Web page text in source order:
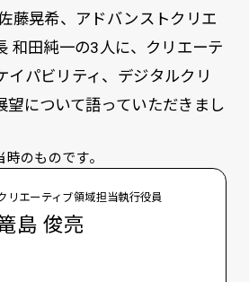
藤晃希、アドバンストクリエ
和田純一の3人に、クリエーテ
イパビリティ、デジタルクリ
望について語っていただきまし
のものです。
リエーティブ領域担当執行役員
島 俊亮